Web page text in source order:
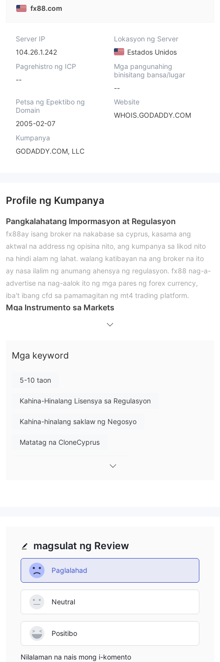
fx88.com
Server IP
104.26.1.242
Lokasyon ng Server
Estados Unidos
Pagrehistro ng ICP
--
Mga pangunahing
binisitang bansa/lugar
--
Petsa ng Epektibo ng
Domain
2005-02-07
Website
WHOIS.GODADDY.COM
Kumpanya
GODADDY.COM, LLC
Profile ng Kumpanya
Pangkalahatang Impormasyon at Regulasyon
fx88ay isang broker na nakabase sa cyprus, kasama ang
aktwal na address ng opisina nito, ang kumpanya sa likod nito
na hindi alam ng lahat. walang katibayan na ang broker na ito
ay nasa ilalim ng anumang ahensya ng regulasyon. fx88 nag-a-
advertise na nag-aalok ito ng mga pares ng forex currency,
iba't ibang cfd sa pamamagitan ng mt4 trading platform.
Mga Instrumento sa Markets
Pinakamababang Deposito
makapagbukas ng account sa broker na ito ay $100, na hindi
Cyprus ang nangangailangan ng mas kaunti.
Leverage
mataas. dahil ang leverage ay maaaring palakasin ang mga
pakikipagkalakalan sa tulad ng isang unregulated na broker
pips sa eur/usd. ang mga ecn spread nito ay mas mahusay, na
may average na 0.1 pips para sa pares na iyon, ngunit may
kasamang komisyon na $7 bawat pamantayan.
Available ang Trading Platform
fx88nag-aalok sa mga kliyente nito ng standard na metatrader
4 (mt4) ng industriya, na available bilang mga nada-download
na desktop, web at mobile na bersyon. ang mt4 ay mas gusto
ngunit maaasahan at nilagyan ng mga propesyonal na tool sa
pangangalakal. sinusuportahan nito ang mga automated na
Mga keyword
5-10 taon
Kahina-Hinalang Lisensya sa Regulasyon
Kahina-hinalang saklaw ng Negosyo
Matatag na CloneCyprus
Mataas na potensyal na peligro
magsulat ng Review
Paglalahad
Neutral
Positibo
Nilalaman na nais mong i-komento